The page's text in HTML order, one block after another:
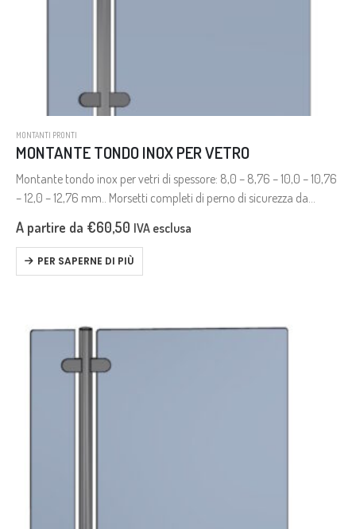
MONTANTI PRONTI
MONTANTE TONDO INOX PER VETRO
Montante tondo inox per vetri di spessore: 8,0 – 8,76 – 10,0 – 10,76
– 12,0 – 12,76 mm.. Morsetti completi di perno di sicurezza da
A partire da €60,50 IVA esclusa
PER SAPERNE DI PIÙ